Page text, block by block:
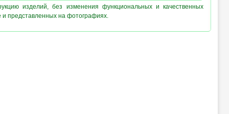
изделий, без изменения функциональных и качественных
и представленных на фотографиях.